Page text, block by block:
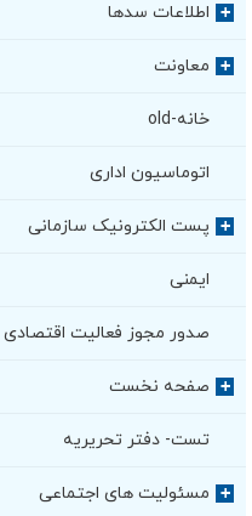
+ اطلاعات سدها
+ معاونت
خانه-old
اتوماسیون اداری
+ پست الکترونیک سازمانی
ایمنی
صدور مجوز فعالیت اقتصادی
+ صفحه نخست
تست- دفتر تحریریه
+ مسئولیت های اجتماعی